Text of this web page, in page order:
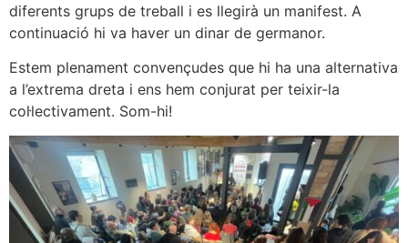
diferents grups de treball i es llegirà un manifest. A
continuació hi va haver un dinar de germanor.
Estem plenament convençudes que hi ha una alternativa
a l’extrema dreta i ens hem conjurat per teixir-la
col·lectivament. Som-hi!